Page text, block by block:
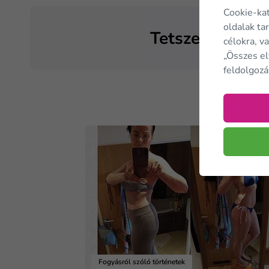
Tetszett a cikk?
Fogyásról szóló történetek
Cookie-
oldalak
célokra,
„Összes